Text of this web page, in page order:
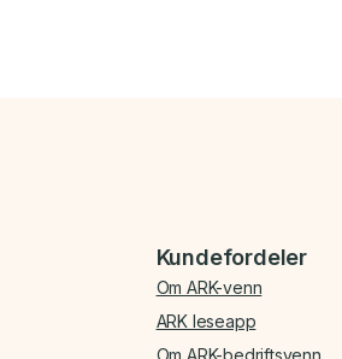
Kundefordeler
Om ARK-venn
ARK leseapp
Om ARK-bedriftsvenn